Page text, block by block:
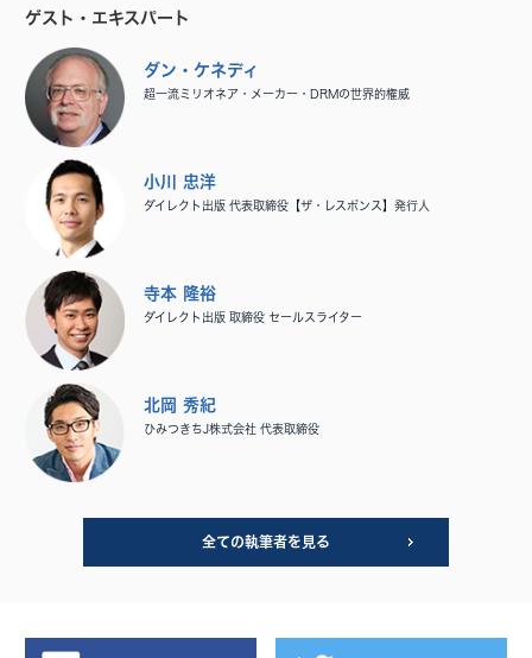
ゲスト・エキスパート
ダン・ケネディ
超一流ミリオネア・メーカー・DRMの世界的権威
小川 忠洋
ダイレクト出版 代表取締役【ザ・レスポンス】発行人
寺本 隆裕
ダイレクト出版 取締役 セールスライター
北岡 秀紀
ひみつきちJ株式会社 代表取締役
全ての執筆者を見る